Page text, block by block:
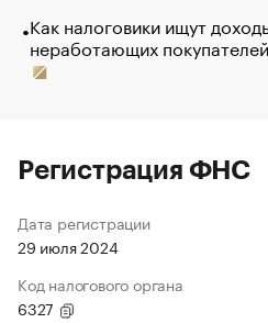
Как налоговики ищут
неработающих
Регистрация ФНС
Дата регистрации
29 июля 2024
Код налогового органа
6327